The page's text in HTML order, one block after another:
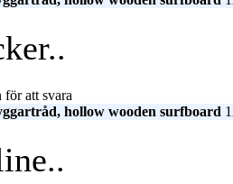
för att svara
hollow wooden surfboard